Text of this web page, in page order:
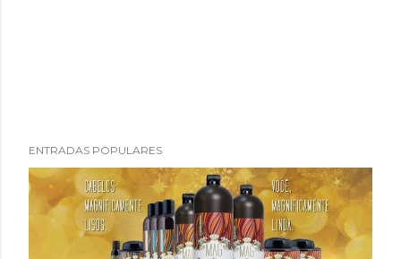
u
b
ENTRADAS POPULARES